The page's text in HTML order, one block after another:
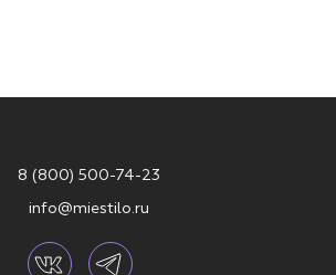
8 (800) 500-74-23
info@miestilo.ru